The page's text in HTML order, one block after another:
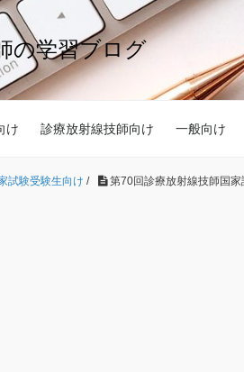
の学習ブログ
け 診療放射線技師向け 一般向け
試験受験生向け / 第70回診療放射線技師国